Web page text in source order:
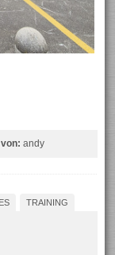
andy
TRAINING